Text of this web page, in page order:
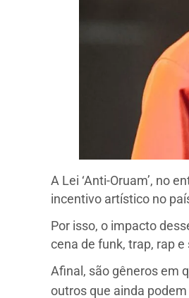
A Lei ‘Anti-Oruam’, no
incentivo artístico no
Por isso, o impacto
cena de funk, trap, rap e
Afinal, são gêneros em
outros que ainda